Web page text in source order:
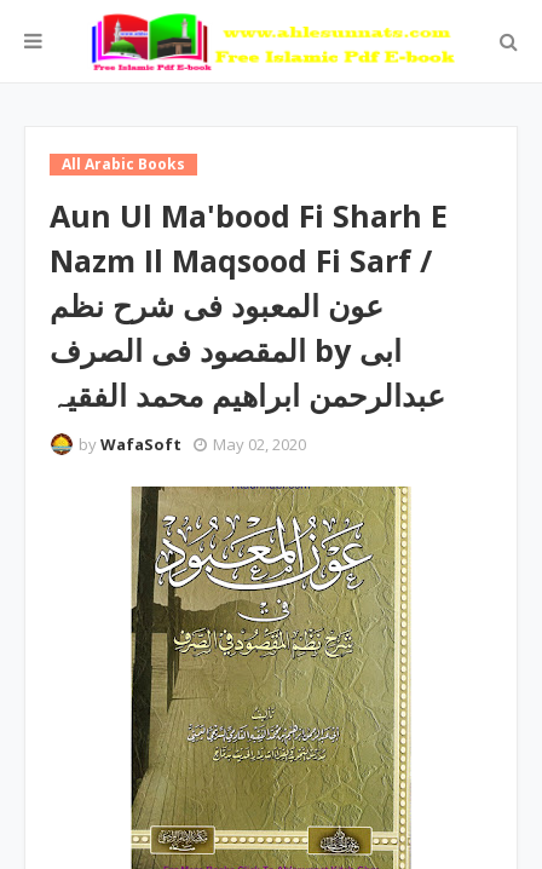
All Arabic Books
Aun Ul Ma'bood Fi Sharh E
Nazm Il Maqsood Fi Sarf /
عون المعبود فی شرح نظم
المقصود فی الصرف by ابی
عبدالرحمن ابراھیم محمد الفقیہ
byWafaSoft May 02, 2020